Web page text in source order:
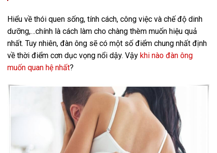
Hiểu về thói quen sống, tính cách, công việc và chế độ dinh
dưỡng,…chính là cách làm cho chàng thèm muốn hiệu quả
nhất. Tuy nhiên, đàn ông sẽ có một số điểm chung nhất định
về thời điểm cơn dục vọng nổi dậy. Vậy khi nào đàn ông
muốn quan hệ nhất?